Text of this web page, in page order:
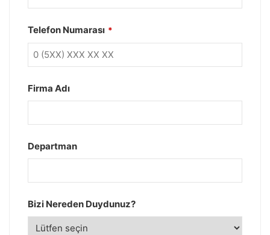
Telefon Numarası *
Firma Adı
Departman
Bizi Nereden Duydunuz?